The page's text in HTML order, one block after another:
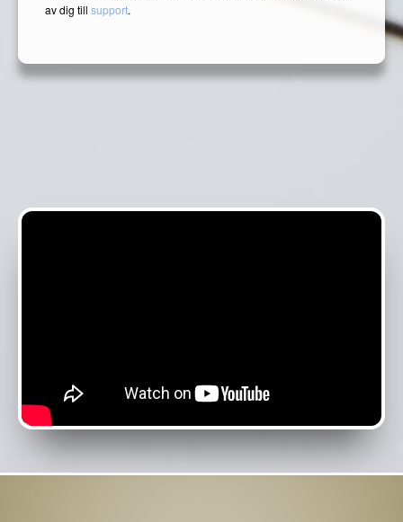
av dig till support.